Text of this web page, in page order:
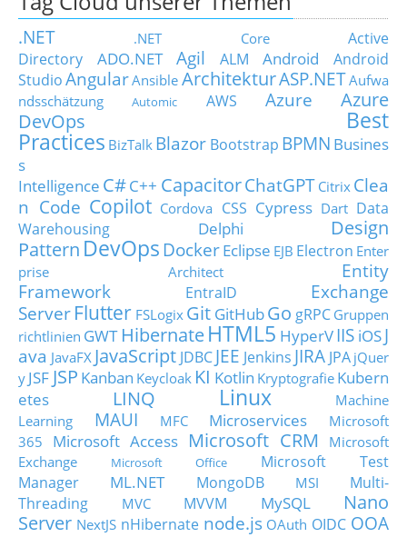
.NET .NET Core
Active
Directory
ADO.NET Agil ALM Android
Android
StudioAngularAnsible ArchitekturASP.NETAufwa
ndsschätzung
Automic AWS Azure
Azure
DevOps
Best
Practices BizTalk Blazor Bootstrap BPMN Busines
s
Intelligence C#C++ CapacitorChatGPT Citrix Clea
n Code Copilot Cordova CSS Cypress Dart Data
Warehousing
Delphi
Design
Pattern DevOps DockerEclipse EJB Electron Enter
prise Architect
Entity
Framework
EntraID
Exchange
Server Flutter FSLogix Git GitHubGo gRPC Gruppen
richtlinien GWT HibernateHTML5 HyperVIIS iOSJ
ava JavaFX JavaScript JDBC JEE Jenkins JIRA JPA jQuer
y JSF JSP Kanban Keycloak KI Kotlin Kryptografie Kubern
etes
LINQ Linux
Machine
Learning
MAUI MFC Microservices
Microsoft
365
Microsoft Access Microsoft CRM
Microsoft
Exchange
Microsoft Office
Microsoft Test
Manager
ML.NET MongoDB MSI
Multi-
Threading
MVC MVVM MySQL
Nano
Server NextJS nHibernate node.js OAuth OIDC OOA